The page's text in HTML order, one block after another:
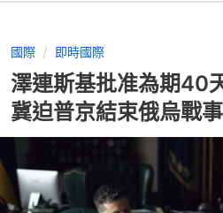
國際 即時國際
澤連斯基批准為期40
冀迫普京結束俄烏戰事